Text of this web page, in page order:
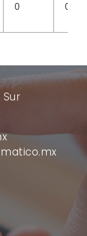
0 0